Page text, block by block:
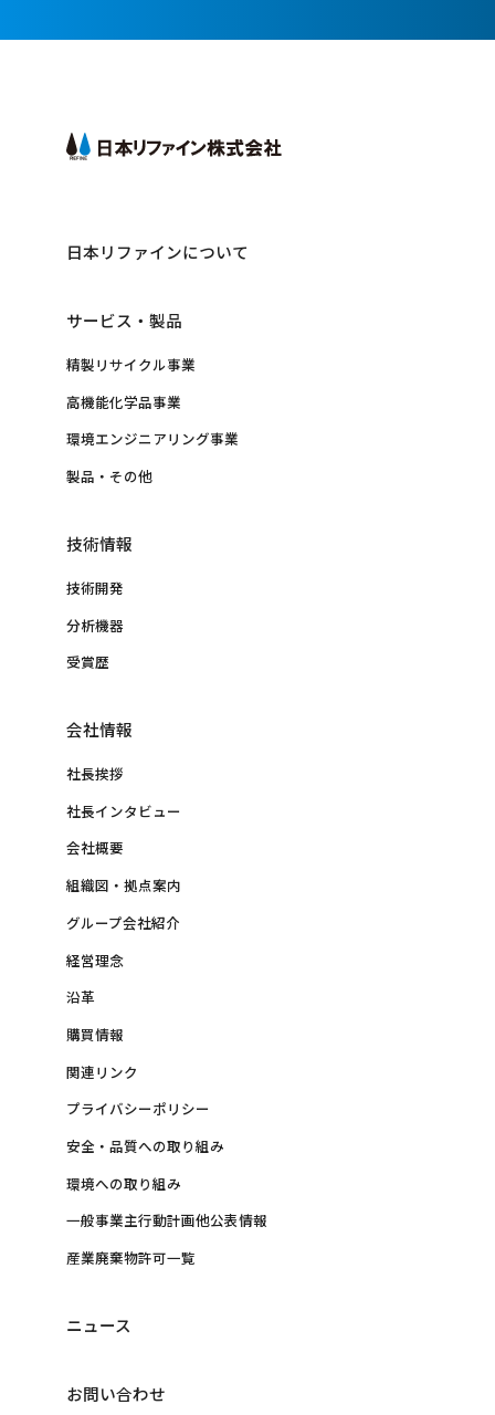
日本リファインについて
サービス・製品
精製リサイクル事業
高機能化学品事業
環境エンジニアリング事業
製品・その他
技術情報
技術開発
分析機器
受賞歴
会社情報
社長挨拶
社長インタビュー
会社概要
組織図・拠点案内
グループ会社紹介
経営理念
沿革
購買情報
関連リンク
プライバシーポリシー
安全・品質への取り組み
環境への取り組み
一般事業主行動計画他公表情報
産業廃棄物許可一覧
ニュース
お問い合わせ